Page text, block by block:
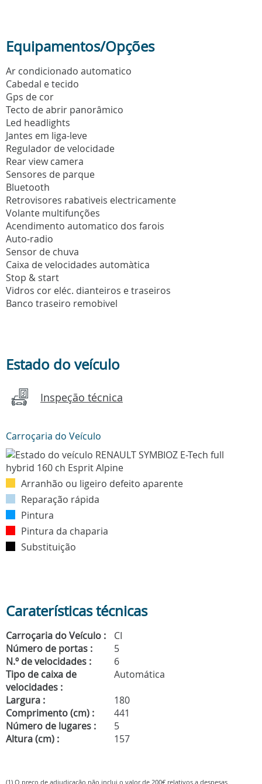
Equipamentos/Opções
Ar condicionado automatico
Cabedal e tecido
Gps de cor
Tecto de abrir panorâmico
Led headlights
Jantes em liga-leve
Regulador de velocidade
Rear view camera
Sensores de parque
Bluetooth
Retrovisores rabativeis electricamente
Volante multifunções
Acendimento automatico dos farois
Auto-radio
Sensor de chuva
Caixa de velocidades automàtica
Stop & start
Vidros cor eléc. dianteiros e traseiros
Banco traseiro remobivel
Estado do veículo
Inspeção técnica
Carroçaria do Veículo
Arranhão ou ligeiro defeito aparente
Reparação rápida
Pintura
Pintura da chaparia
Substituição
Caraterísticas técnicas
Carroçaria do Veículo :
CI
Número de portas :
5
N.º de velocidades :
6
Tipo de caixa de
velocidades :
Automática
Largura :
180
Comprimento (cm) :
441
Número de lugares :
5
Altura (cm) :
157
(1) O preço de adjudicação não inclui o valor de 200€ relativos a despesas